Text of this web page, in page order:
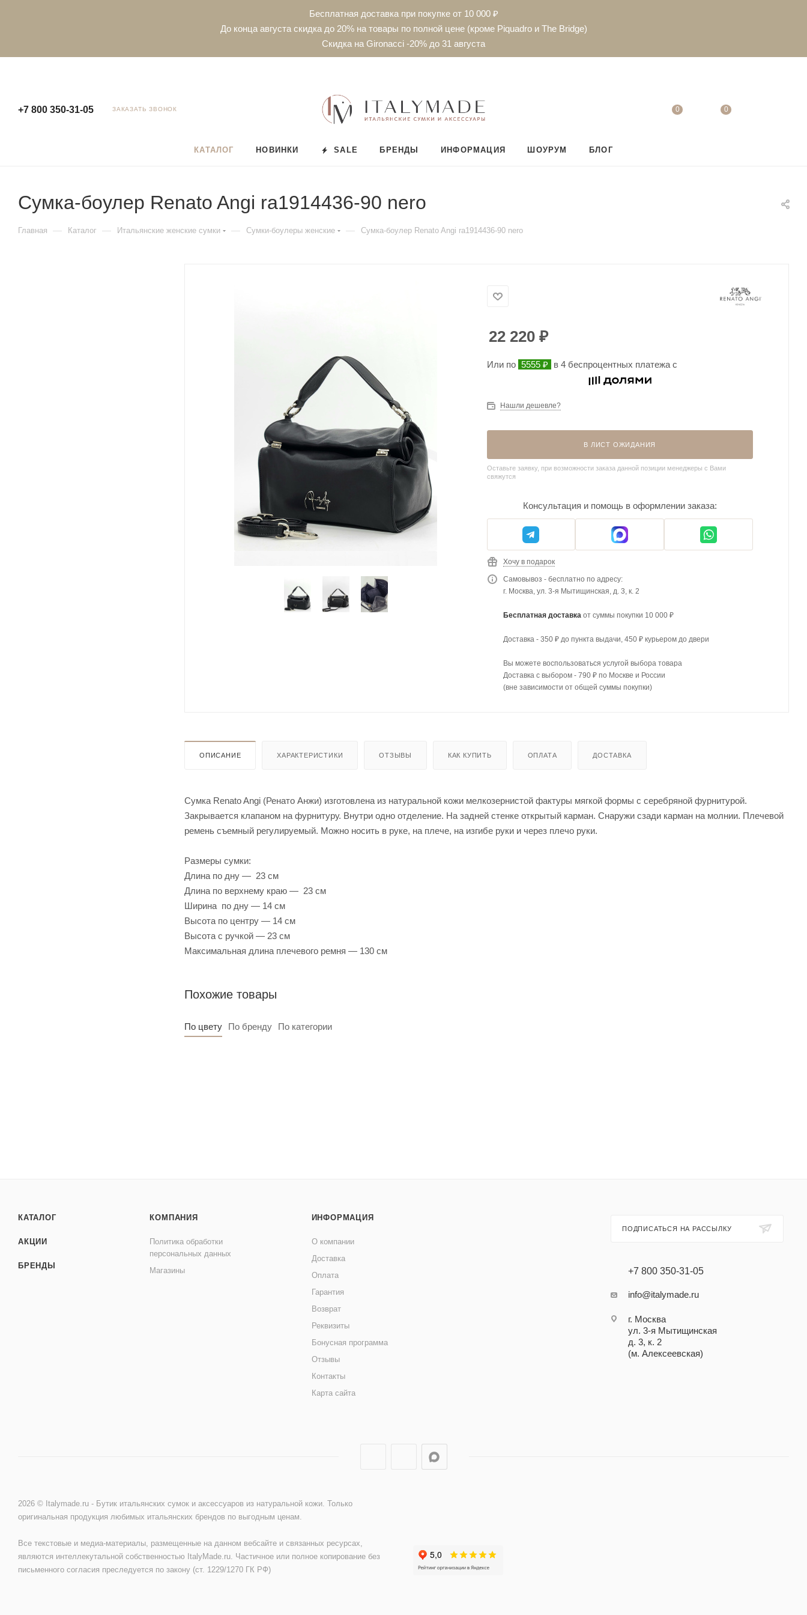
Бесплатная доставка при покупке от 10 000 ₽
До конца августа скидка до 20% на товары по полной цене (кроме Piquadro и The Bridge)
Скидка на Gironacci -20% до 31 августа
+7 800 350-31-05 ЗАКАЗАТЬ ЗВОНОК 0 0
КАТАЛОГ НОВИНКИ SALE БРЕНДЫ ИНФОРМАЦИЯ ШОУРУМ БЛОГ
Сумка-боулер Renato Angi ra1914436-90 nero
Главная — Каталог — Итальянские женские сумки — Сумки-боулеры женские — Сумка-боулер Renato Angi ra1914436-90 nero
22 220₽
Или по 5555 ₽ в 4 беспроцентных платежа с
Нашли дешевле?
В ЛИСТ ОЖИДАНИЯ
Оставьте заявку, при возможности заказа данной позиции менеджеры с Вами
свяжутся
Консультация и помощь в оформлении заказа:
Хочу в подарок
Самовывоз - бесплатно по адресу:
г. Москва, ул. 3-я Мытищинская, д. 3, к. 2
Бесплатная доставкаот суммы покупки 10 000 ₽
Доставка - 350 ₽ до пункта выдачи, 450 ₽ курьером до двери
Вы можете воспользоваться услугой выбора товара
Доставка с выбором - 790 ₽ по Москве и России
(вне зависимости от общей суммы покупки)
ОПИСАНИЕ ХАРАКТЕРИСТИКИ ОТЗЫВЫ КАК КУПИТЬ ОПЛАТА ДОСТАВКА
Cумка Renato Angi (Ренато Анжи) изготовлена из натуральной кожи мелкозернистой фактуры мягкой формы с серебряной фурнитурой.
Закрывается клапаном на фурнитуру. Внутри одно отделение. На задней стенке открытый карман. Снаружи сзади карман на молнии. Плечевой
ремень съемный регулируемый. Можно носить в руке, на плече, на изгибе руки и через плечо руки.
Размеры сумки:
Длина по дну — 23 см
Длина по верхнему краю — 23 см
Ширина по дну — 14 см
Высота по центру — 14 см
Высота с ручкой — 23 см
Максимальная длина плечевого ремня — 130 см
Похожие товары
По цвету По бренду По категории
КАТАЛОГ
АКЦИИ
БРЕНДЫ
КОМПАНИЯ
Политика обработки
персональных данных
Магазины
ИНФОРМАЦИЯ
О компании
Доставка
Оплата
Гарантия
Возврат
Реквизиты
Бонусная программа
Отзывы
Контакты
Карта сайта
ПОДПИСАТЬСЯ НА РАССЫЛКУ
+7 800 350-31-05
info@italymade.ru
г. Москва
ул. 3-я Мытищинская
д. 3, к. 2
(м. Алексеевская)
2026 © Italymade.ru - Бутик итальянских сумок и аксессуаров из натуральной кожи. Только
оригинальная продукция любимых итальянских брендов по выгодным ценам.
Все текстовые и медиа-материалы, размещенные на данном вебсайте и связанных ресурсах,
являются интеллекутальной собственностью ItalyMade.ru. Частичное или полное копирование без
письменного согласия преследуется по закону (ст. 1229/1270 ГК РФ)